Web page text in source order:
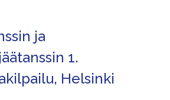
ja
1.
Helsinki